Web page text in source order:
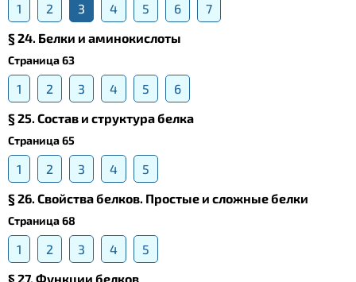
1 2 3 4 5 6
7
§ 24. Белки и аминокислоты
Страница 63
1 2 3 4 5
6
§ 25. Состав и структура белка
Страница 65
1 2 3 4
5
§ 26. Свойства белков. Простые и сложные белки
Страница 68
1 2 3 4
5
§ 27. Функции белков